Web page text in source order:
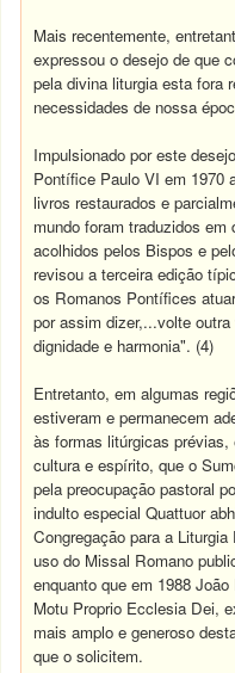
Mais recentemente,
expressou o desejo de que
pela divina liturgia esta fora
necessidades de nossa
Impulsionado por este
Pontífice Paulo VI em 1970
livros restaurados e
mundo foram traduzidos
acolhidos pelos Bispos e
revisou a terceira edição
os Romanos Pontífices
por assim dizer,...volte
dignidade e harmonia". (4)
Entretanto, em algumas
estiveram e permanecem
às formas litúrgicas
cultura e espírito, que o
pela preocupação pastoral
indulto especial Quattuor
Congregação para a
uso do Missal Romano
enquanto que em 1988
Motu Proprio Ecclesia Dei,
mais amplo e generoso
que o solicitem.